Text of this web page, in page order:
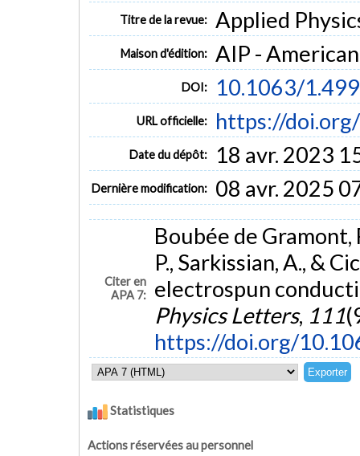
Titre de la revue: Applied
Maison d'édition: AIP -
DOI: 10.1063/
URL officielle: https://
Date du dépôt: 18 avr. 2023
Dernière modification: 08 avr. 2025
Citer en
APA 7:
Boubée de Gramont,
P., Sarkissian, A., &
electrospun
Physics Letters, 111
https://doi.org/
Statistiques
Actions réservées au personnel